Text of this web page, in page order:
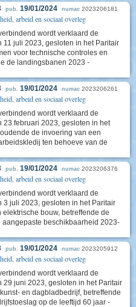
pub. 19/01/2024 numac 2023206181
arbeid en sociaal overleg
wordt verklaard de
juli 2023, gesloten in het Paritair
voor technische controles en
de landingsbanen 2023 -
pub. 19/01/2024 numac 2023206261
arbeid en sociaal overleg
wordt verklaard de
februari 2023, gesloten in het
de invoering van een
ten behoeve van de
pub. 19/01/2024 numac 2023206376
arbeid en sociaal overleg
wordt verklaard de
juli 2023, gesloten in het Paritair
bouw, betreffende de
beschikbaarheid 2023-
pub. 19/01/2024 numac 2023205912
arbeid en sociaal overleg
wordt verklaard de
juni 2023, gesloten in het Paritair
en dagbladbedrijf, betreffende
op de leeftijd 60 jaar -